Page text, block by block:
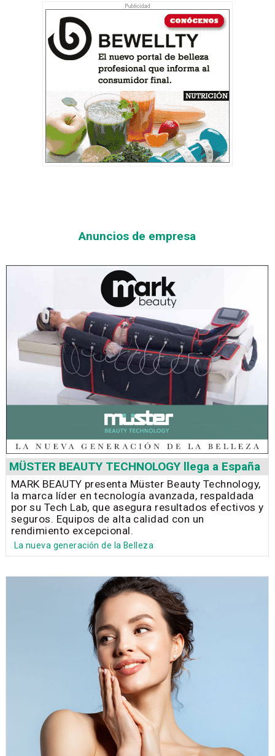
Anuncios de empresa
MÜSTER BEAUTY TECHNOLOGY llega a España
MARK BEAUTY presenta Müster Beauty Technology,
la marca líder en tecnología avanzada, respaldada
por su Tech Lab, que asegura resultados efectivos y
seguros. Equipos de alta calidad con un
rendimiento excepcional.
La nueva generación de la Belleza